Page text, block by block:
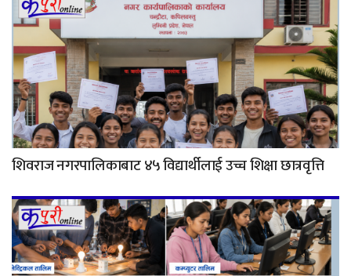
शिवराज नगरपालिकाबाट ४५ विद्यार्थीलाई उच्च शिक्षा छात्रवृत्ति